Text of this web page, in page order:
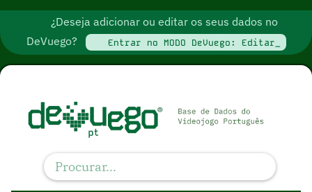
¿Deseja adicionar ou editar os seus dados no
DeVuego?
Entrar no MODO DeVuego: Editar_